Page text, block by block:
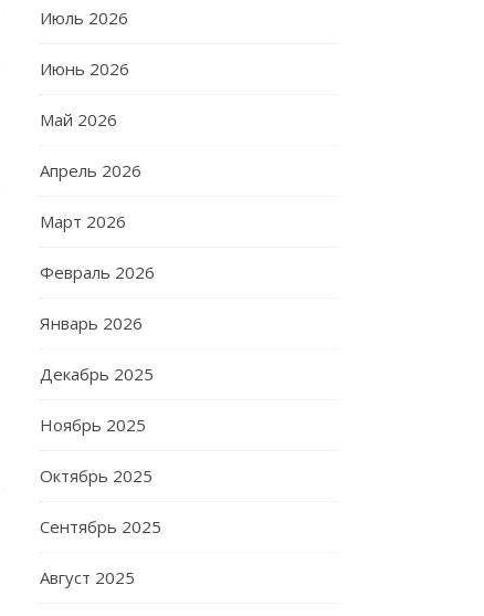
Июль 2026
Июнь 2026
Май 2026
Апрель 2026
Март 2026
Февраль 2026
Январь 2026
Декабрь 2025
Ноябрь 2025
Октябрь 2025
Сентябрь 2025
Август 2025